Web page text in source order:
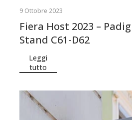
9 Ottobre 2023
Fiera Host 2023 –
Stand C61-D62
Leggi
tutto